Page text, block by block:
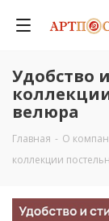
Удобство
велюра
Главная - О
коллекции